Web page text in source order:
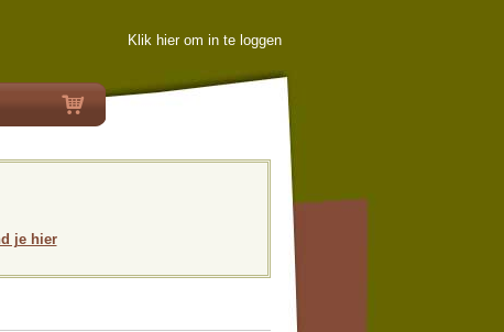
Klik hier om in te loggen
je hier